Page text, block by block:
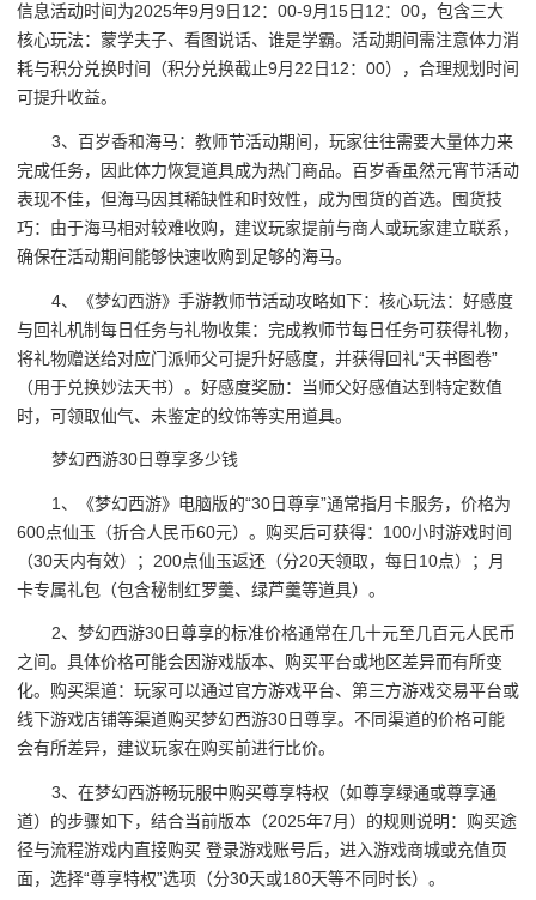
信息活动时间为2025年9月9日12：00-9月15日12：00，包含三大
核心玩法：蒙学夫子、看图说话、谁是学霸。活动期间需注意体力消
耗与积分兑换时间（积分兑换截止9月22日12：00），合理规划时间
可提升收益。
3、百岁香和海马：教师节活动期间，玩家往往需要大量体力来
完成任务，因此体力恢复道具成为热门商品。百岁香虽然元宵节活动
表现不佳，但海马因其稀缺性和时效性，成为囤货的首选。囤货技
巧：由于海马相对较难收购，建议玩家提前与商人或玩家建立联系，
确保在活动期间能够快速收购到足够的海马。
4、《梦幻西游》手游教师节活动攻略如下：核心玩法：好感度
与回礼机制每日任务与礼物收集：完成教师节每日任务可获得礼物，
将礼物赠送给对应门派师父可提升好感度，并获得回礼“天书图卷”
（用于兑换妙法天书）。好感度奖励：当师父好感值达到特定数值
时，可领取仙气、未鉴定的纹饰等实用道具。
梦幻西游30日尊享多少钱
1、《梦幻西游》电脑版的“30日尊享”通常指月卡服务，价格为
600点仙玉（折合人民币60元）。购买后可获得：100小时游戏时间
（30天内有效）；200点仙玉返还（分20天领取，每日10点）；月
卡专属礼包（包含秘制红罗羹、绿芦羹等道具）。
2、梦幻西游30日尊享的标准价格通常在几十元至几百元人民币
之间。具体价格可能会因游戏版本、购买平台或地区差异而有所变
化。购买渠道：玩家可以通过官方游戏平台、第三方游戏交易平台或
线下游戏店铺等渠道购买梦幻西游30日尊享。不同渠道的价格可能
会有所差异，建议玩家在购买前进行比价。
3、在梦幻西游畅玩服中购买尊享特权（如尊享绿通或尊享通
道）的步骤如下，结合当前版本（2025年7月）的规则说明：购买途
径与流程游戏内直接购买 登录游戏账号后，进入游戏商城或充值页
面，选择“尊享特权”选项（分30天或180天等不同时长）。